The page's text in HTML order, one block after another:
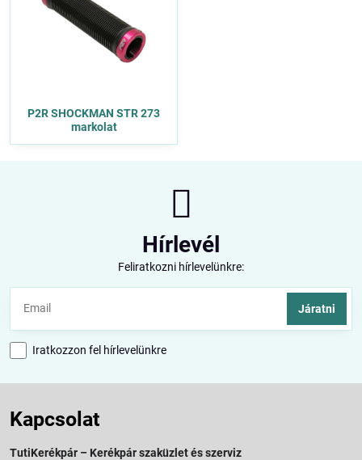
P2R SHOCKMAN STR 273
markolat
Hírlevél
Feliratkozni hírlevelünkre:
Járatni
Iratkozzon fel hírlevelünkre
Kapcsolat
TutiKerékpár – Kerékpár szaküzlet és szerviz